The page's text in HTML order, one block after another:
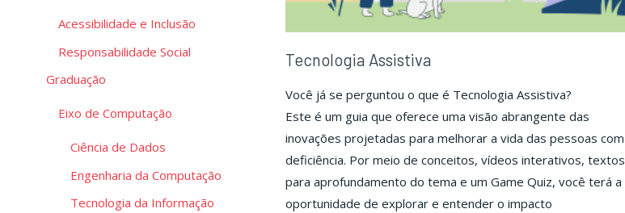
Tecnologia Assistiva
Você já se perguntou o que é Tecnologia Assistiva?
Este é um guia que oferece uma visão abrangente das
inovações projetadas para melhorar a vida das pessoas com
deficiência. Por meio de conceitos, vídeos interativos, textos
para aprofundamento do tema e um Game Quiz, você terá a
oportunidade de explorar e entender o impacto
Acessibilidade e Inclusão
Responsabilidade Social
Graduação
Eixo de Computação
Ciência de Dados
Engenharia da Computação
Tecnologia da Informação